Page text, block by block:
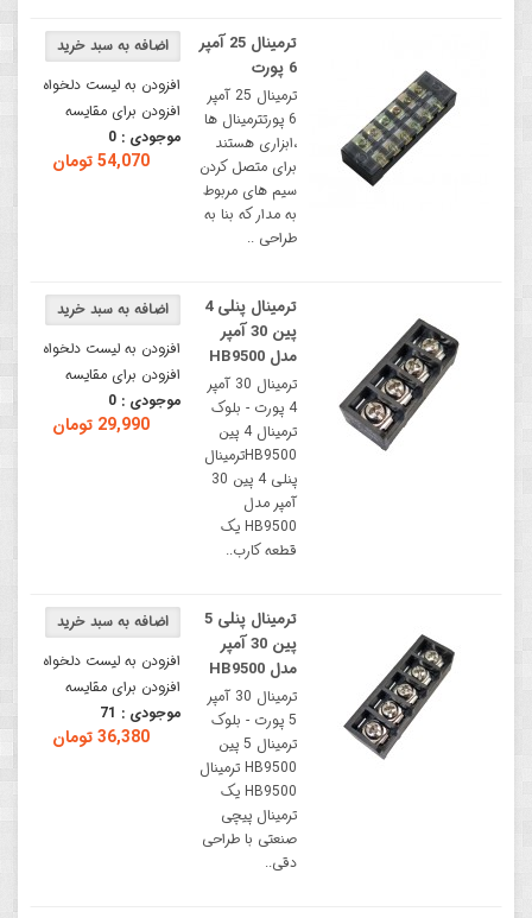
افزودن به لیست دلخواه
افزودن برای مقایسه
موجودی : 0
54,070 تومان
ترمینال 25 آمپر
6 پورت
ترمینال 25 آمپر
6 پورتترمینال ها
،ابزاری هستند
برای متصل کردن
سیم های مربوط
به مدار که بنا به
طراحی ..
افزودن به لیست دلخواه
افزودن برای مقایسه
موجودی : 0
29,990 تومان
ترمینال پنلی 4
پین 30 آمپر
مدل HB9500
ترمینال 30 آمپر
4 پورت - بلوک
ترمینال 4 پین
HB9500ترمینال
پنلی 4 پین 30
آمپر مدل
HB9500 یک
قطعه کارب..
افزودن به لیست دلخواه
افزودن برای مقایسه
موجودی : 71
36,380 تومان
ترمینال پنلی 5
پین 30 آمپر
مدل HB9500
ترمینال 30 آمپر
5 پورت - بلوک
ترمینال 5 پین
HB9500 ترمینال
HB9500 یک
ترمینال پیچی
صنعتی با طراحی
دقی..